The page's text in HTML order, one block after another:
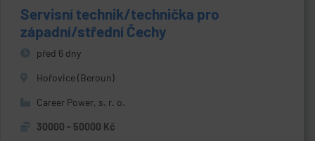
Servisní technik/technička pro
západní/střední Čechy
před 6 dny
Hořovice (Beroun)
Career Power, s. r. o.
30000 - 50000 Kč